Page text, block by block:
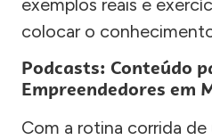
colocar o
Podcasts: Conteúdo
Empreendedores em
Com a rotina corrida